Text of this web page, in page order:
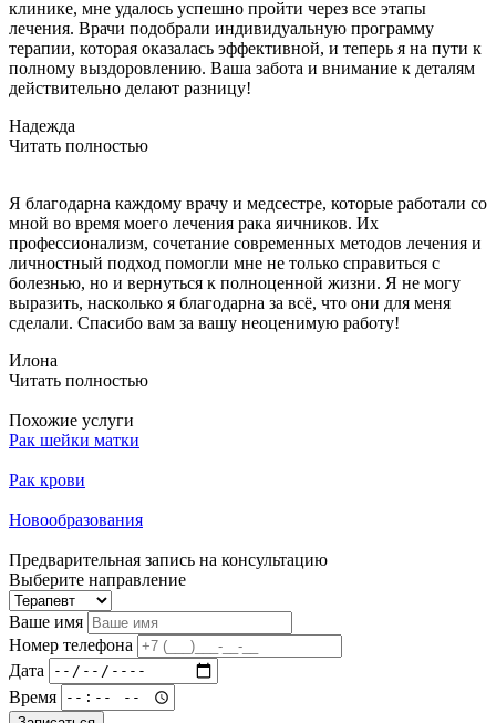
клинике, мне удалось успешно пройти через все этапы
лечения. Врачи подобрали индивидуальную программу
терапии, которая оказалась эффективной, и теперь я на пути к
полному выздоровлению. Ваша забота и внимание к деталям
действительно делают разницу!
Надежда
Читать полностью
Я благодарна каждому врачу и медсестре, которые работали со
мной во время моего лечения рака яичников. Их
профессионализм, сочетание современных методов лечения и
личностный подход помогли мне не только справиться с
болезнью, но и вернуться к полноценной жизни. Я не могу
выразить, насколько я благодарна за всё, что они для меня
сделали. Спасибо вам за вашу неоценимую работу!
Илона
Читать полностью
Похожие услуги
Рак шейки матки
Рак крови
Новообразования
Предварительная запись на консультацию
Выберите направление
Ваше имя
Номер телефона
Дата
Время